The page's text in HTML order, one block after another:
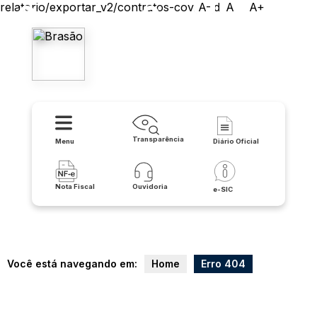
relatorio/exportar_v2/contratos-covid/pdf
A- A A+
Menu Transparência Diário Oficial
Nota Fiscal Ouvidoria e-SIC
Você está navegando em: Home Erro 404